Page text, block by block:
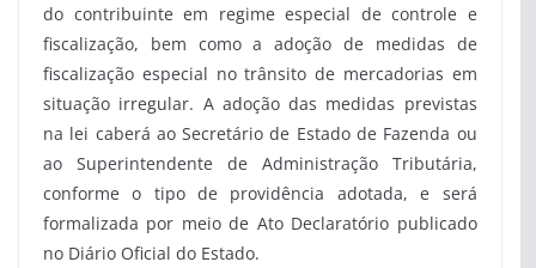
do contribuinte em regime especial de controle e
fiscalização, bem como a adoção de medidas de
fiscalização especial no trânsito de mercadorias em
situação irregular. A adoção das medidas previstas
na lei caberá ao Secretário de Estado de Fazenda ou
ao Superintendente de Administração Tributária,
conforme o tipo de providência adotada, e será
formalizada por meio de Ato Declaratório publicado
no Diário Oficial do Estado.